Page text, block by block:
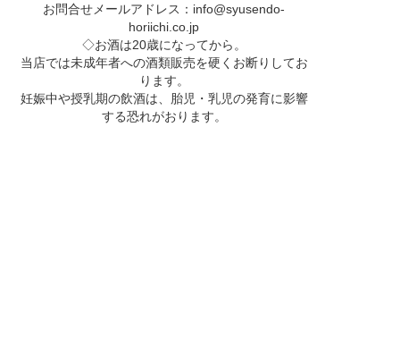
お問合せメールアドレス： info@syusendo-
horiichi.co.jp
◇お酒は20歳になってから。
当店では未成年者への酒類販売を硬くお断りしてお
ります。
妊娠中や授乳期の飲酒は、胎児・乳児の発育に影響
する恐れがおります。